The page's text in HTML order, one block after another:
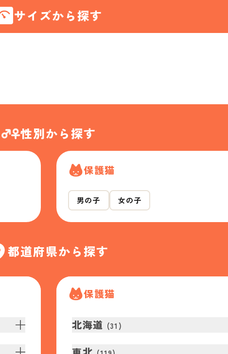
サイズから探す
性別から探す
保護猫
男の子 女の子
都道府県から探す
保護猫
北海道 (31 )